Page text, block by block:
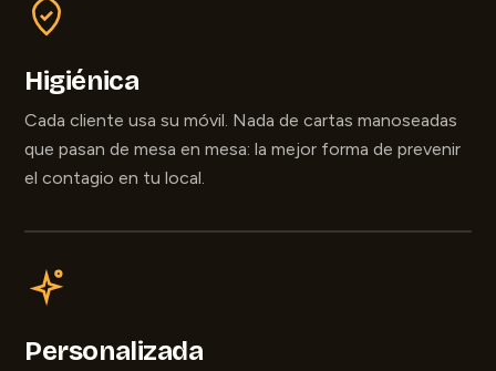
Higiénica
Cada cliente usa su móvil. Nada de cartas manoseadas
que pasan de mesa en mesa: la mejor forma de prevenir
el contagio en tu local.
Personalizada